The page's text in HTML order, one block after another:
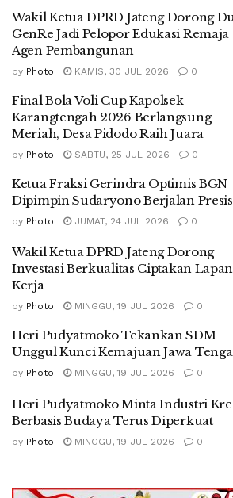
Wakil Ketua DPRD Jateng Dorong
GenRe Jadi Pelopor Edukasi Remaja
Agen Pembangunan
by Photo KAMIS, 30 JUL 2026 0
Final Bola Voli Cup Kapolsek
Karangtengah 2026 Berlangsung
Meriah, Desa Pidodo Raih Juara
by Photo SABTU, 25 JUL 2026 0
Ketua Fraksi Gerindra Optimis BGN
Dipimpin Sudaryono Berjalan
by Photo JUMAT, 24 JUL 2026 0
Wakil Ketua DPRD Jateng Dorong
Investasi Berkualitas Ciptakan
Kerja
by Photo MINGGU, 19 JUL 2026 0
Heri Pudyatmoko Tekankan SDM
Unggul Kunci Kemajuan Jawa
by Photo MINGGU, 19 JUL 2026 0
Heri Pudyatmoko Minta Industri
Berbasis Budaya Terus Diperkuat
by Photo MINGGU, 19 JUL 2026 0